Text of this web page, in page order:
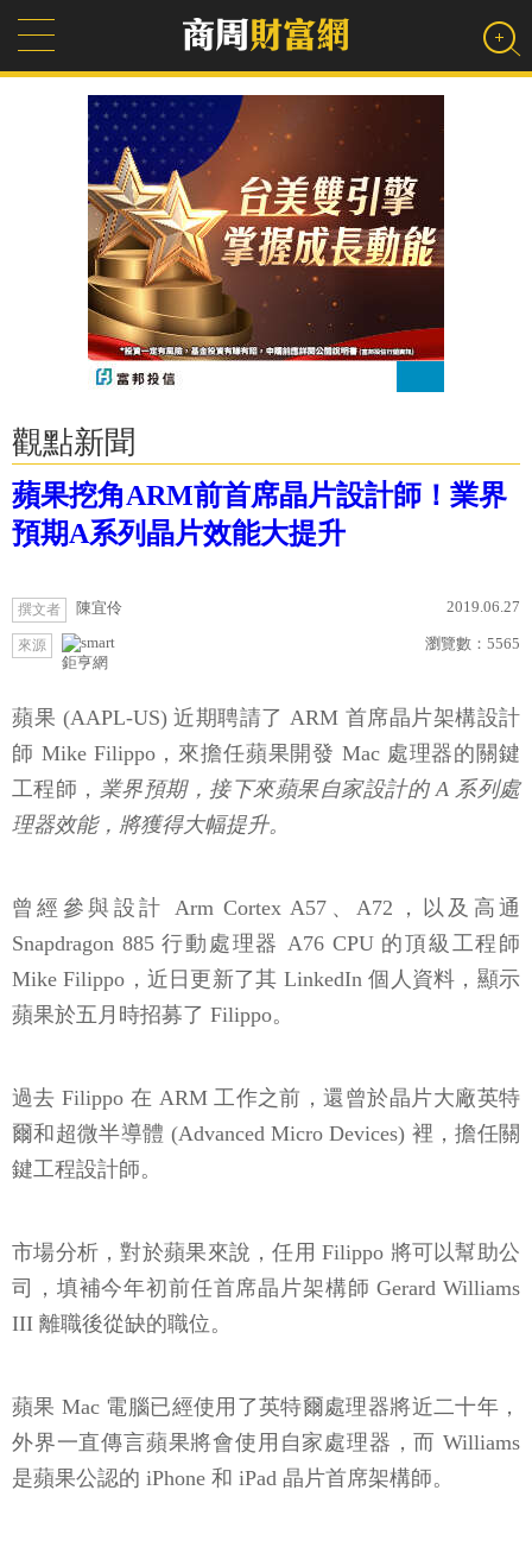
觀點新聞
蘋果挖角ARM前首席晶片設計師！業界
預期A系列晶片效能大提升
撰文者 陳宜伶 2019.06.27
來源
鉅亨網
瀏覽數： 5565
蘋果 (AAPL-US) 近期聘請了 ARM 首席晶片架構設計
師 Mike Filippo，來擔任蘋果開發 Mac 處理器的關鍵
工程師， 業界預期，接下來蘋果自家設計的 A 系列處
理器效能，將獲得大幅提升。
曾經參與設計 Arm Cortex A57、A72，以及高通
Snapdragon 885 行動處理器 A76 CPU 的頂級工程師
Mike Filippo，近日更新了其 LinkedIn 個人資料，顯示
蘋果於五月時招募了 Filippo。
過去 Filippo 在 ARM 工作之前，還曾於晶片大廠英特
爾和超微半導體 (Advanced Micro Devices) 裡，擔任關
鍵工程設計師。
市場分析，對於蘋果來說，任用 Filippo 將可以幫助公
司，填補今年初前任首席晶片架構師 Gerard Williams
III 離職後從缺的職位。
蘋果 Mac 電腦已經使用了英特爾處理器將近二十年，
外界一直傳言蘋果將會使用自家處理器，而 Williams
是蘋果公認的 iPhone 和 iPad 晶片首席架構師。